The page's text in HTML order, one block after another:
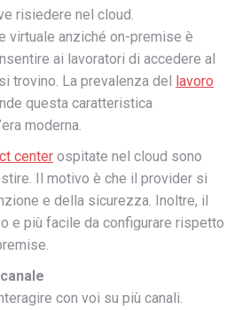
risiedere nel cloud.
virtuale anziché on-premise è
ai lavoratori di accedere al
trovino. La prevalenza del lavoro
questa caratteristica
moderna.
center ospitate nel cloud sono
Il motivo è che il provider si
e della sicurezza. Inoltre, il
e più facile da configurare rispetto
con voi su più canali.